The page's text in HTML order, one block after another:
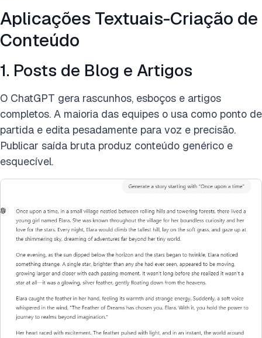
Aplicações Textuais-Criação de
Conteúdo
1. Posts de Blog e Artigos
O ChatGPT gera rascunhos, esboços e artigos
completos. A maioria das equipes o usa como ponto de
partida e edita pesadamente para voz e precisão.
Publicar saída bruta produz conteúdo genérico e
esquecível.